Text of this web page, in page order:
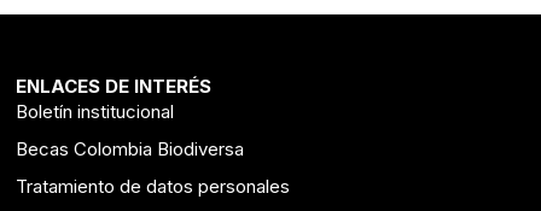
ENLACES DE INTERÉS
Boletín institucional
Becas Colombia Biodiversa
Tratamiento de datos personales